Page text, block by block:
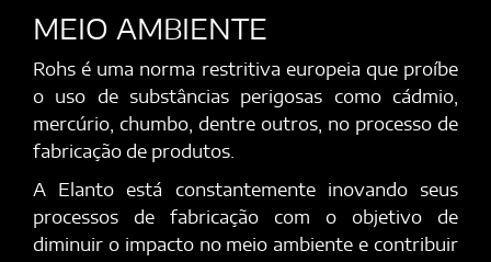
MEIO AMBIENTE
Rohs é uma norma restritiva europeia que proíbe
o uso de substâncias perigosas como cádmio,
mercúrio, chumbo, dentre outros, no processo de
fabricação de produtos.
A Elanto está constantemente inovando seus
processos de fabricação com o objetivo de
diminuir o impacto no meio ambiente e contribuir